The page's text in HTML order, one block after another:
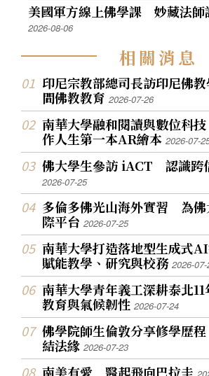
美國軍方線上佛學課 妙藏法師
2026-08-06
相關消息
印尼宗教部總司長訪印尼佛
間佛教教育2026-07-26
南華大學融和閱讀與數位科
作人生第一本AR繪本2026-07-
佛大學生參訪 iACT 認識跨
2026-07-25
多倫多佛光山海外實習 為佛
際平台2026-07-25
南華大學打造落地型生成式
賦能教學、研究與校務2026-
南華大學青年義工深耕泰北
教育與氣候韌性2026-07-24
佛學院師生倫敦分享修學歷
結法緣2026-07-23
南美有愛 醫起飛向巴拉圭